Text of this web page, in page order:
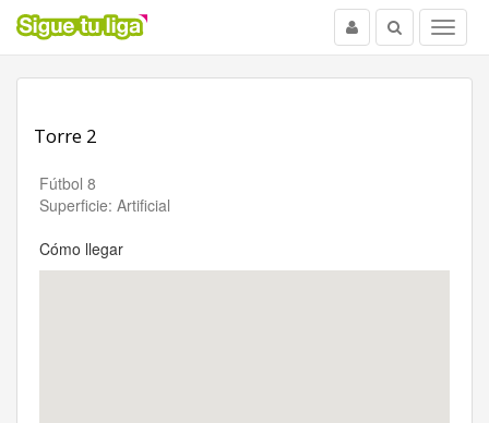
Menu
Buscar
Usuario
Torre 2
Fútbol 8
Superficie: Artificial
Cómo llegar